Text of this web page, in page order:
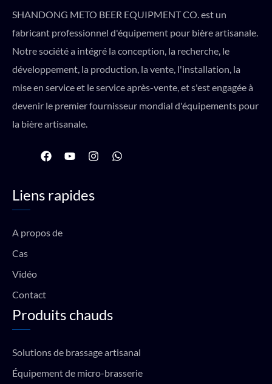
SHANDONG METO BEER EQUIPMENT CO. est un
fabricant professionnel d'équipement pour bière artisanale.
Notre société a intégré la conception, la recherche, le
développement, la production, la vente, l'installation, la
mise en service et le service après-vente, et s'est engagée à
devenir le premier fournisseur mondial d'équipements pour
la bière artisanale.
F
a
b
o
Y
o
u
b
I
n
a
g
W
h
Liens rapides
A propos de
Cas
Vidéo
Contact
Produits chauds
Solutions de brassage artisanal
Équipement de micro-brasserie